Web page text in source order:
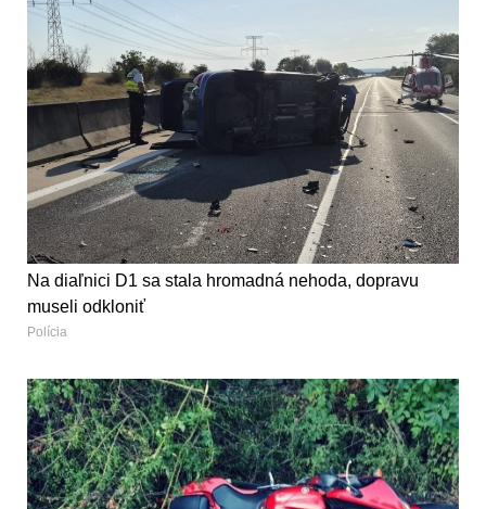
Na diaľnici D1 sa stala hromadná nehoda, dopravu
museli odkloniť
Polícia